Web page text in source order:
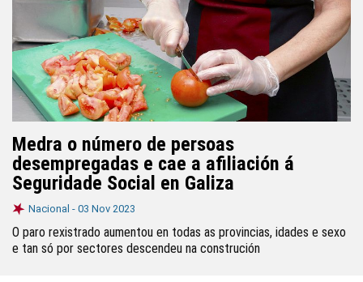
Medra o número de persoas
desempregadas e cae a afiliación á
Seguridade Social en Galiza
Nacional - 03 Nov 2023
O paro rexistrado aumentou en todas as provincias, idades e sexo
e tan só por sectores descendeu na construción